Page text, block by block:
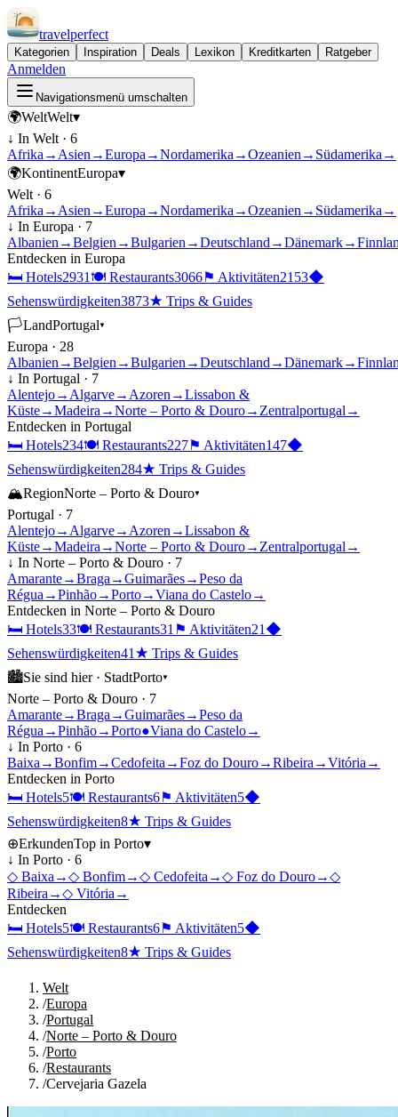
travelperfect
Kategorien Inspiration Deals Lexikon Kreditkarten Ratgeber
Anmelden
Navigationsmenü umschalten
🌍WeltWelt▾
↓ In Welt · 6
Afrika → Asien →Europa →Nordamerika →Ozeanien → Südamerika →
🌍KontinentEuropa▾
Welt · 6
Afrika → Asien →Europa →Nordamerika →Ozeanien → Südamerika →
↓ In Europa · 7
Albanien →Belgien →Bulgarien →Deutschland →Dänemark→
Entdecken in Europa
🛏 Hotels2931 🍽 Restaurants3066⚑ Aktivitäten2153◆
Sehenswürdigkeiten3873★ Trips & Guides
🏳LandPortugal▾
Europa · 28
Albanien →Belgien →Bulgarien →Deutschland →Dänemark→
↓ In Portugal · 7
Alentejo→ Algarve→ Azoren →Lissabon &
Küste→Madeira →Norte – Porto & Douro→ Zentralportugal →
Entdecken in Portugal
🛏 Hotels234🍽 Restaurants227⚑ Aktivitäten147◆
Sehenswürdigkeiten284★ Trips & Guides
🏔RegionNorte – Porto & Douro▾
Portugal · 7
Alentejo→ Algarve→ Azoren →Lissabon &
Küste→Madeira →Norte – Porto & Douro→ Zentralportugal →
↓ In Norte – Porto & Douro · 7
Amarante→Braga →Guimarães→Peso da
Régua →Pinhão→Porto→Viana do Castelo→
Entdecken in Norte – Porto & Douro
🛏 Hotels33🍽 Restaurants31 ⚑ Aktivitäten21 ◆
Sehenswürdigkeiten41 ★ Trips & Guides
🏙Sie sind hier · StadtPorto▾
Norte – Porto & Douro · 7
Amarante→Braga →Guimarães→Peso da
Régua →Pinhão→Porto●Viana do Castelo→
↓ In Porto · 6
Baixa →Bonfim→Cedofeita →Foz do Douro→Ribeira →Vitória →
Entdecken in Porto
🛏 Hotels5🍽 Restaurants6⚑ Aktivitäten5◆
Sehenswürdigkeiten8★ Trips & Guides
⊕ErkundenTop in Porto▾
↓ In Porto · 6
◇ Baixa →◇ Bonfim→◇ Cedofeita →◇ Foz do Douro→◇
Ribeira →◇ Vitória →
Entdecken
🛏 Hotels5🍽 Restaurants6⚑ Aktivitäten5◆
Sehenswürdigkeiten8★ Trips & Guides
Welt
/Europa
/Portugal
/Norte – Porto & Douro
/Porto
/Restaurants
/Cervejaria Gazela